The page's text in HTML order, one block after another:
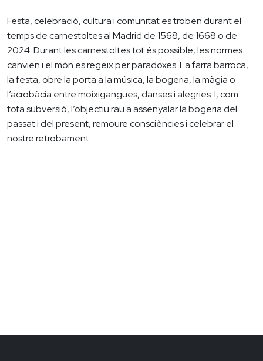
Festa, celebració, cultura i comunitat es troben durant el
temps de carnestoltes al Madrid de 1568, de 1668 o de
2024. Durant les carnestoltes tot és possible, les normes
canvien i el món es regeix per paradoxes. La farra barroca,
la festa, obre la porta a la música, la bogeria, la màgia o
l’acrobàcia entre moixigangues, danses i alegries. I, com
tota subversió, l’objectiu rau a assenyalar la bogeria del
passat i del present, remoure consciències i celebrar el
nostre retrobament.